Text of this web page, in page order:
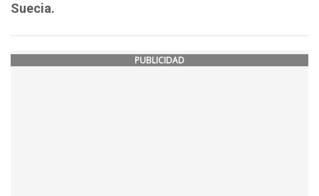
Suecia.
PUBLICIDAD